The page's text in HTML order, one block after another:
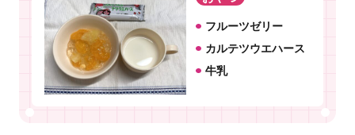
フルーツゼリー
カルテツウエハース
牛乳